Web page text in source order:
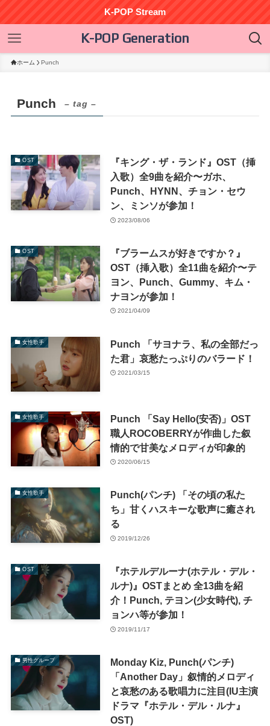
K-POP Stream
K-POP Generation
ホーム Punch
Punch – tag –
OST
『キング・ザ・ランド』OST（挿
入歌）全9曲を紹介〜ガホ、
Punch、HYNN、チョン・セウ
ン、ミンソが参加！
2023/08/06
OST
『ブラームスが好きですか？』
OST（挿入歌）全11曲を紹介〜テ
ヨン、Punch、Gummy、キム・
ナヨンが参加！
2021/04/09
女性歌手
Punch 「サヨナラ、私の全部だっ
た君」哀愁たっぷりのバラード！
2021/03/15
女性歌手
Punch 「Say Hello(安否)」OST
職人ROCOBERRYが作曲した叙
情的で甘美なメロディが印象的
2020/06/15
女性歌手
Punch(パンチ) 「その頃の私た
ち」甘くハスキーな歌声に癒され
る
2019/12/26
OST
『ホテルデルーナ(ホテル・デル・
ルナ)』OSTまとめ 全13曲を紹
介！Punch, テヨン(少女時代), チ
ョンハ等が参加！
2019/11/17
男性グループ
Monday Kiz, Punch(パンチ)
「Another Day」叙情的メロディ
と哀愁のある歌唱力に注目(IU主演
ドラマ『ホテル・デル・ルナ』
OST)